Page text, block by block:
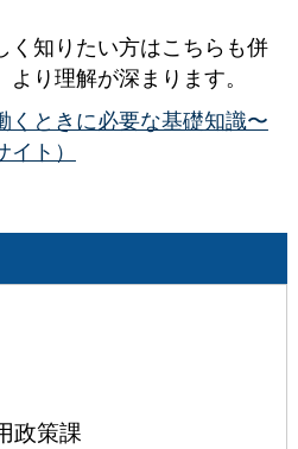
く知りたい方はこちらも併
り理解が深まります。
くときに必要な基礎知識〜
ト）
政策課